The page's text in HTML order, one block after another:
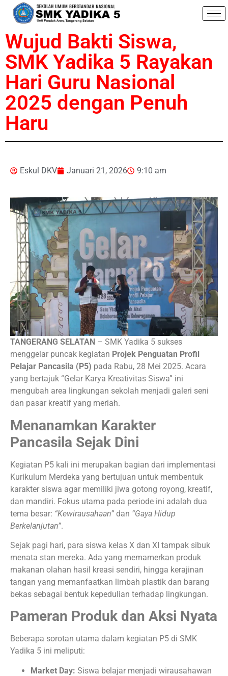
Wujud Bakti Siswa,
SMK Yadika 5 Rayakan
Hari Guru Nasional
2025 dengan Penuh
Haru
Eskul DKV Januari 21, 2026 9:10 am
TANGERANG SELATAN – SMK Yadika 5 sukses
menggelar puncak kegiatan Projek Penguatan Profil
Pelajar Pancasila (P5) pada Rabu, 28 Mei 2025. Acara
yang bertajuk “Gelar Karya Kreativitas Siswa” ini
mengubah area lingkungan sekolah menjadi galeri seni
dan pasar kreatif yang meriah.
Menanamkan Karakter
Pancasila Sejak Dini
Kegiatan P5 kali ini merupakan bagian dari implementasi
Kurikulum Merdeka yang bertujuan untuk membentuk
karakter siswa agar memiliki jiwa gotong royong, kreatif,
dan mandiri. Fokus utama pada periode ini adalah dua
tema besar: “Kewirausahaan” dan “Gaya Hidup
Berkelanjutan”.
Sejak pagi hari, para siswa kelas X dan XI tampak sibuk
menata stan mereka. Ada yang memamerkan produk
makanan olahan hasil kreasi sendiri, hingga kerajinan
tangan yang memanfaatkan limbah plastik dan barang
bekas sebagai bentuk kepedulian terhadap lingkungan.
Pameran Produk dan Aksi Nyata
Beberapa sorotan utama dalam kegiatan P5 di SMK
Yadika 5 ini meliputi:
Market Day: Siswa belajar menjadi wirausahawan